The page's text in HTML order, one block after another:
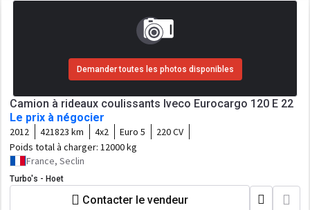
Demander toutes les photos disponibles
Camion à rideaux coulissants Iveco Eurocargo 120 E 22
Le prix à négocier
2012 421823 km 4x2 Euro 5
220 CV
Poids total à charger: 12000 kg
France, Seclin
Turbo's - Hoet
Contacter le vendeur